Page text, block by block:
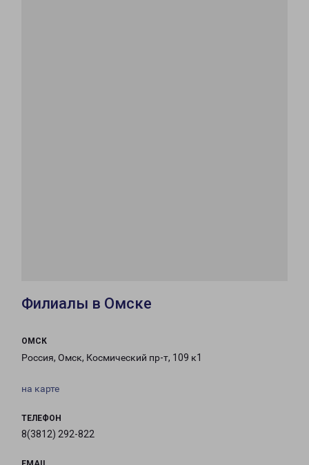
Филиалы в Омске
ОМСК
Россия, Омск, Космический пр-т, 109 к1
на карте
ТЕЛЕФОН
8(3812) 292-822